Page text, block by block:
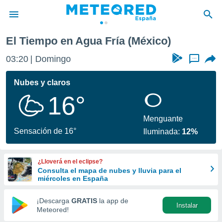
de
por
se
calidad.
a este
las
y
forma
digital
basada
El Tiempo en Agua Fría (México)
03:20 Domingo ...
Nubes y claros
16°
Sensación de 16°
Menguante
Iluminada: 12%
¿Lloverá en el eclipse?
Consulta el mapa de nubes y lluvia para el
miércoles en España
¡Descarga GRATIS la app de
Meteored!
Instalar